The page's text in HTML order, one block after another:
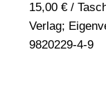
15,00 € /
Verlag;
9820229-4-9